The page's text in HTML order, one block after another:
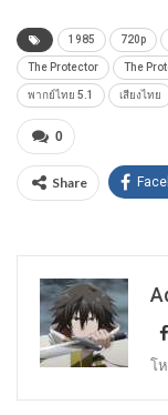
1985 720p
The Protector The
พากย์ไทย 5.1 เสียงไทย
0
Share
โ